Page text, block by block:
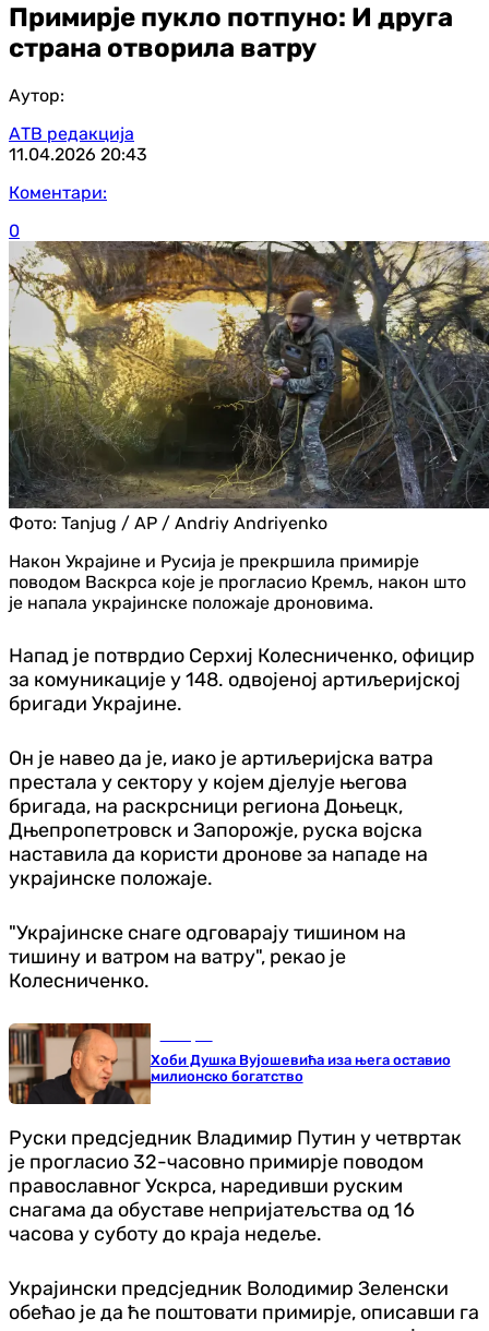
Примирје пукло потпуно: И друга
страна отворила ватру
Аутор:
АТВ редакција
11.04.2026 20:43
Коментари:
0
Фото: Tanjug / AP / Andriy Andriyenko
Након Украјине и Русија је прекршила примирје
поводом Васкрса које је прогласио Кремљ, након што
је напала украјинске положаје дроновима.
Напад је потврдио Серхиј Колесниченко, официр
за комуникације у 148. одвојеној артиљеријској
бригади Украјине.
Он је навео да је, иако је артиљеријска ватра
престала у сектору у којем дјелује његова
бригада, на раскрсници региона Доњецк,
Дњепропетровск и Запорожје, руска војска
наставила да користи дронове за нападе на
украјинске положаје.
"Украјинске снаге одговарају тишином на
тишину и ватром на ватру", рекао је
Колесниченко.
Хоби Душка Вујошевића иза њега оставио
милионско богатство
Руски предсједник Владимир Путин у четвртак
је прогласио 32-часовно примирје поводом
православног Ускрса, наредивши руским
снагама да обуставе непријатељства од 16
часова у суботу до краја недеље.
Украјински предсједник Володимир Зеленски
обећао је да ће поштовати примирје, описавши га